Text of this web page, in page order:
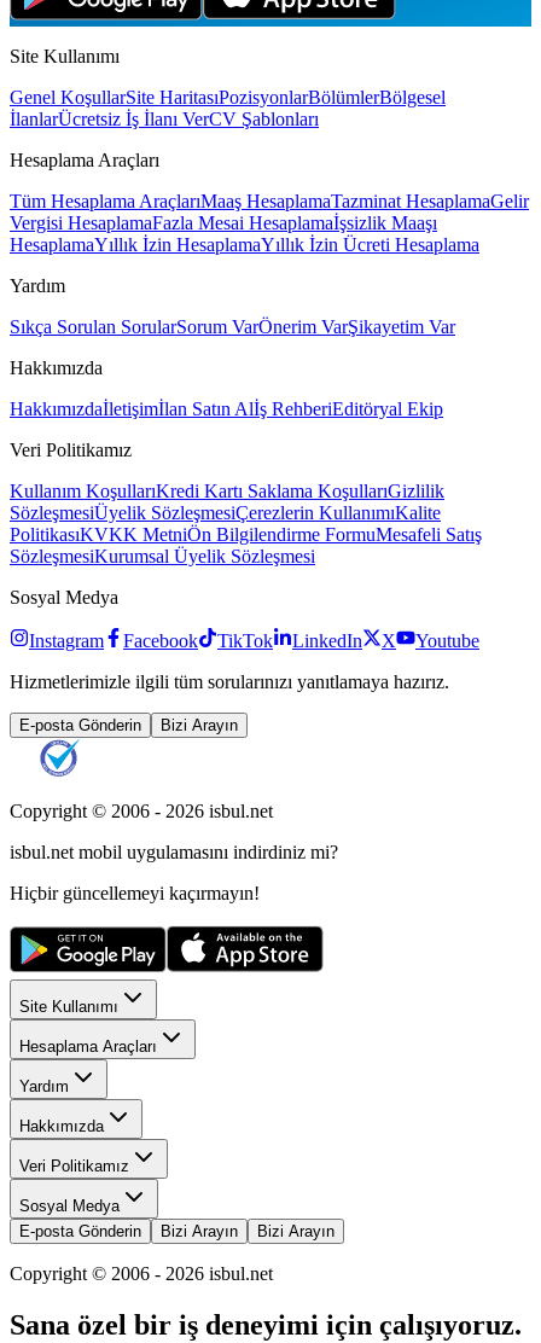
Site Kullanımı
Genel KoşullarSite HaritasıPozisyonlarBölümlerBölgesel
İlanlarÜcretsiz İş İlanı VerCV Şablonları
Hesaplama Araçları
Tüm Hesaplama AraçlarıMaaş HesaplamaTazminat HesaplamaGelir
Vergisi HesaplamaFazla Mesai Hesaplamaİşsizlik Maaşı
HesaplamaYıllık İzin HesaplamaYıllık İzin Ücreti Hesaplama
Yardım
Sıkça Sorulan SorularSorum VarÖnerim VarŞikayetim Var
Hakkımızda
Hakkımızdaİletişimİlan Satın Alİş RehberiEditöryal Ekip
Veri Politikamız
Kullanım KoşullarıKredi Kartı Saklama KoşullarıGizlilik
SözleşmesiÜyelik SözleşmesiÇerezlerin KullanımıKalite
PolitikasıKVKK MetniÖn Bilgilendirme FormuMesafeli Satış
SözleşmesiKurumsal Üyelik Sözleşmesi
Sosyal Medya
Instagram Facebook TikTok LinkedIn X
Youtube
Hizmetlerimizle ilgili tüm sorularınızı yanıtlamaya hazırız.
E-posta Gönderin Bizi Arayın
Copyright © 2006 - 2026 isbul.net
isbul.net mobil uygulamasını indirdiniz mi?
Hiçbir güncellemeyi kaçırmayın!
Site Kullanımı
Hesaplama Araçları
Yardım
Hakkımızda
Veri Politikamız
Sosyal Medya
E-posta Gönderin
Bizi Arayın Bizi Arayın
Copyright © 2006 - 2026 isbul.net
Sana özel bir iş deneyimi için çalışıyoruz.